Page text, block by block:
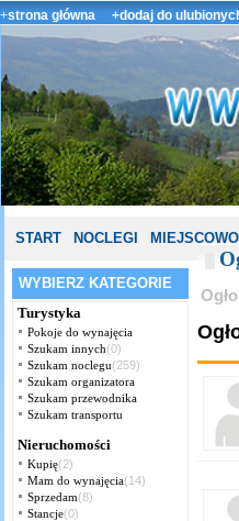
+strona główna +dodaj do
START NOCLEGI
WYBIERZ KATEGORIE
Turystyka
Pokoje do wynajęcia
Szukam innych(0)
Szukam noclegu(259)
Szukam organizatora
Szukam przewodnika
Szukam transportu
Nieruchomości
Kupię(2)
Mam do wynajęcia(14)
Sprzedam(8)
Stancje(0)